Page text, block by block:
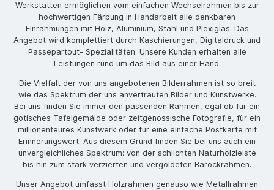
Werkstätten ermöglichen vom einfachen Wechselrahmen bis zur
hochwertigen Färbung in Handarbeit alle denkbaren
Einrahmungen mit Holz, Aluminium, Stahl und Plexiglas. Das
Angebot wird komplettiert durch Kaschierungen, Digitaldruck und
Passepartout- Spezialitäten. Unsere Kunden erhalten alle
Leistungen rund um das Bild aus einer Hand.
Die Vielfalt der von uns angebotenen Bilderrahmen ist so breit
wie das Spektrum der uns anvertrauten Bilder und Kunstwerke.
Bei uns finden Sie immer den passenden Rahmen, egal ob für ein
gotisches Tafelgemälde oder zeitgenössische Fotografie, für ein
millionenteures Kunstwerk oder für eine einfache Postkarte mit
Erinnerungswert. Aus diesem Grund finden Sie bei uns auch ein
unvergleichliches Spektrum: von der schlichten Naturholzleiste
bis hin zum stark verzierten und vergoldeten Barockrahmen.
Unser Angebot umfasst Holzrahmen genauso wie Metallrahmen